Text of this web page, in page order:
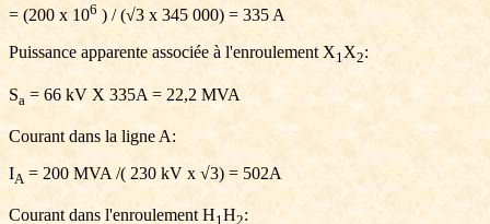
= (200 x 106 ) / (√3 x 345 000) = 335 A
Puissance apparente associée à l'enroulement X1X2:
Sa = 66 kV X 335A = 22,2 MVA
Courant dans la ligne A:
IA = 200 MVA /( 230 kV x √3) = 502A
Courant dans l'enroulement H1H2: